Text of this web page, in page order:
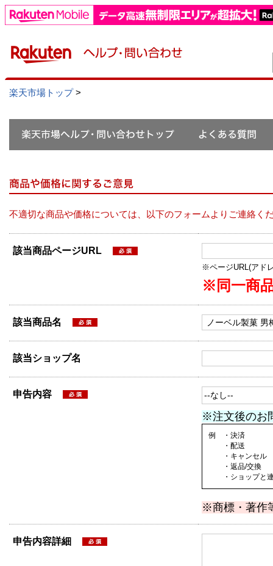
楽天市場トップ>
不適切な商品や価格については、以下のフォームよりご連絡く
該当商品ページURL
※ページURL(アド
※同一商
該当商品名
該当ショップ名
申告内容
※注文後のお
例 ・決済
・配送
・キャンセル
・返品/交換
・ショップと連
※商標・著作
申告内容詳細